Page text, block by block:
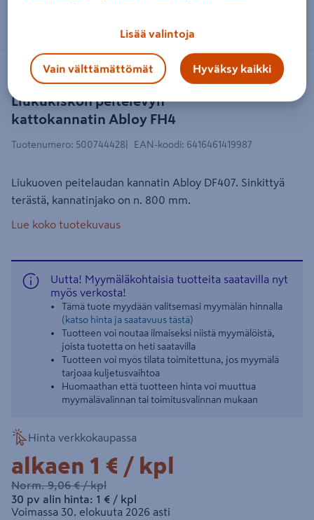
Liukukiskon peitelevyn
kattokannatin Abloy FH4
ABLOY
Tuotenumero: 500744428 EAN-koodi: 6416461419987
Liukuoven peitelaudan kannatin Abloy DF407. Sinkittyä
terästä, kannatinjako on n. 800 mm.
Lue koko tuotekuvaus
Uutta! Myymäläkohtaisia tuotteita saatavilla nyt
myös verkosta!
Tämä tuote myydään valitsemasi myymälän hinnalla
(katso hinta ja saatavuus tästä)
Tuotteen voi noutaa ilmaiseksi niistä myymälöistä,
joista tuotetta on heti saatavilla
Tuotteen voi myös tilata toimitettuna, jos myymälä
tarjoaa kuljetusvaihtoa
Huomaathan että tuotteen hinta voi muuttua
myymälävalinnan tai toimitusvalinnan mukaan
Hinta verkkokaupassa
alkaen 1€/kpl
1 € / kpl
Norm.9,06€/kpl
9,06 €/ kpl
30 pv alin hinta: 1€/kpl
1 € / kpl
Voimassa 30. elokuuta 2026 asti
Lisää valintoja
Vain välttämättömät Hyväksy kaikki